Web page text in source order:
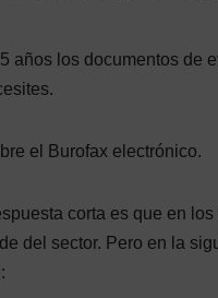
años los documentos de
el Burofax electrónico.
corta es que en
del sector. Pero en la